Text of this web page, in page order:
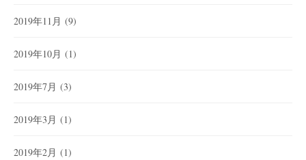
2019年11月 (9)
2019年10月 (1)
2019年7月 (3)
2019年3月 (1)
2019年2月 (1)